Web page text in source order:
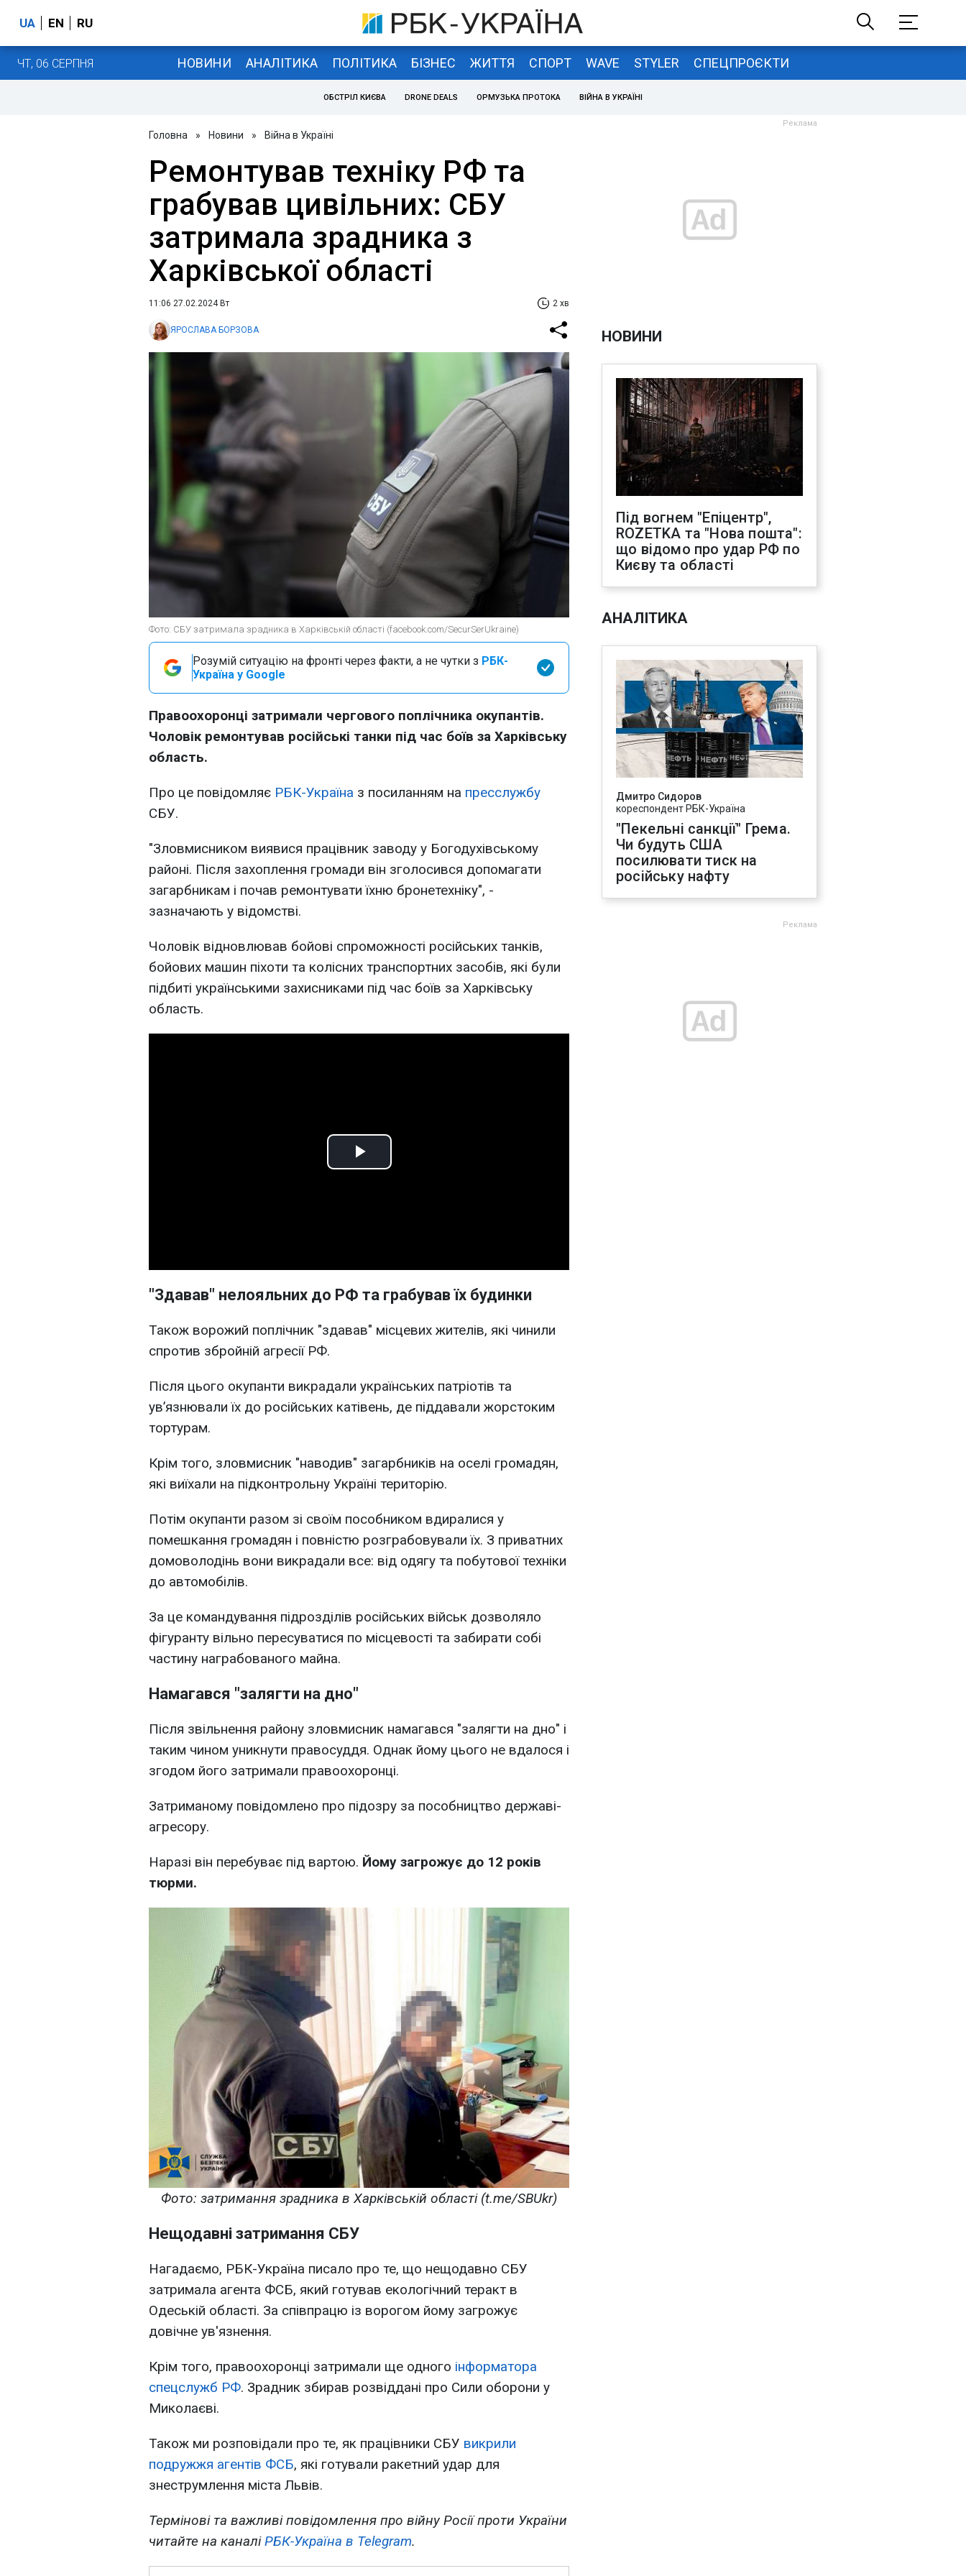
UA EN RU
ЧТ, 06 СЕРПНЯ НОВИНИ АНАЛІТИКА ПОЛІТИКА БІЗНЕС ЖИТТЯ СПОРТ WAVE STYLER СПЕЦПРОЄКТИ
ОБСТРІЛ КИЄВА DRONE DEALS ОРМУЗЬКА ПРОТОКА ВІЙНА В УКРАЇНІ
Головна » Новини » Війна в Україні
Ремонтував техніку РФ та
грабував цивільних: СБУ
затримала зрадника з
Харківської області
11:06 27.02.2024 Вт 2 хв
ЯРОСЛАВА БОРЗОВА
Фото: СБУ затримала зрадника в Харківській області (facebook.com/SecurSerUkraine)
Розумій ситуацію на фронті через факти, а не чутки з РБК-
Україна у Google
Правоохоронці затримали чергового поплічника окупантів.
Чоловік ремонтував російські танки під час боїв за Харківську
область.
Про це повідомляє РБК-Україна з посиланням на пресслужбу
СБУ.
"Зловмисником виявися працівник заводу у Богодухівському
районі. Після захоплення громади він зголосився допомагати
загарбникам і почав ремонтувати їхню бронетехніку", -
зазначають у відомстві.
Чоловік відновлював бойові спроможності російських танків,
бойових машин піхоти та колісних транспортних засобів, які були
підбиті українськими захисниками під час боїв за Харківську
область.
Play
"Здавав" нелояльних до РФ та грабував їх будинки
Також ворожий поплічник "здавав" місцевих жителів, які чинили
спротив збройній агресії РФ.
Після цього окупанти викрадали українських патріотів та
ув’язнювали їх до російських катівень, де піддавали жорстоким
тортурам.
Крім того, зловмисник "наводив" загарбників на оселі громадян,
які виїхали на підконтрольну Україні територію.
Потім окупанти разом зі своїм пособником вдиралися у
помешкання громадян і повністю розграбовували їх. З приватних
домоволодінь вони викрадали все: від одягу та побутової техніки
до автомобілів.
За це командування підрозділів російських військ дозволяло
фігуранту вільно пересуватися по місцевості та забирати собі
частину награбованого майна.
Намагався "залягти на дно"
Після звільнення району зловмисник намагався "залягти на дно" і
таким чином уникнути правосуддя. Однак йому цього не вдалося і
згодом його затримали правоохоронці.
Затриманому повідомлено про підозру за пособництво державі-
агресору.
Наразі він перебуває під вартою. Йому загрожує до 12 років
тюрми.
Фото: затримання зрадника в Харківській області (t.me/SBUkr)
Нещодавні затримання СБУ
Нагадаємо, РБК-Україна писало про те, що нещодавно СБУ
затримала агента ФСБ, який готував екологічний теракт в
Одеській області. За співпрацю із ворогом йому загрожує
довічне ув'язнення.
Крім того, правоохоронці затримали ще одного інформатора
спецслужб РФ. Зрадник збирав розвіддані про Сили оборони у
Миколаєві.
Також ми розповідали про те, як працівники СБУ викрили
подружжя агентів ФСБ, які готували ракетний удар для
знеструмлення міста Львів.
Термінові та важливі повідомлення про війну Росії проти України
читайте на каналіРБК-Україна в Telegram.
НОВИНИ
Під вогнем "Епіцентр",
ROZETKA та "Нова пошта":
що відомо про удар РФ по
Києву та області
АНАЛІТИКА
Дмитро Сидоров
кореспондент РБК-Україна
"Пекельні санкції" Грема.
Чи будуть США
посилювати тиск на
російську нафту